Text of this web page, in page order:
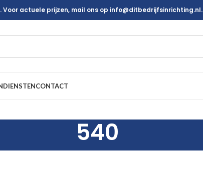
actuele prijzen, mail ons op info@ditbedrijfsinrichting.nl.
DIENSTENCONTACT
540